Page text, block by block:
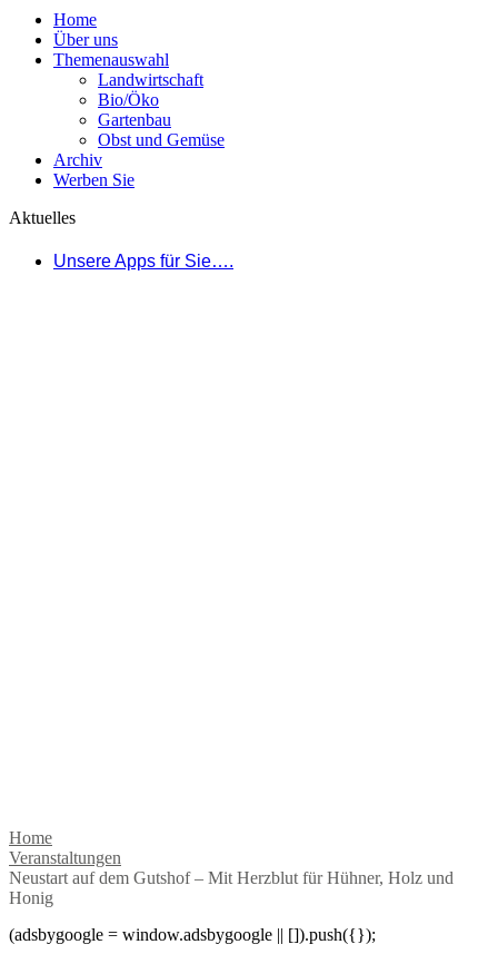
Home
Über uns
Themenauswahl
Landwirtschaft
Bio/Öko
Gartenbau
Obst und Gemüse
Archiv
Werben Sie
Aktuelles
Unsere Apps für Sie….
Home
Veranstaltungen
Neustart auf dem Gutshof – Mit Herzblut für Hühner, Holz und
Honig
(adsbygoogle = window.adsbygoogle || []).push({});